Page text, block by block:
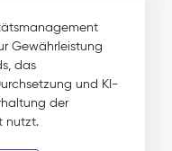
Gewährleistung
das
und KI-
der
nutzt.